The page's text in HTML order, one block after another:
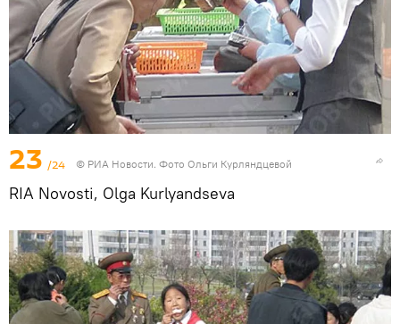
23 /24 © РИА Новости. Фото Ольги Курляндцевой
RIA Novosti, Olga Kurlyandseva